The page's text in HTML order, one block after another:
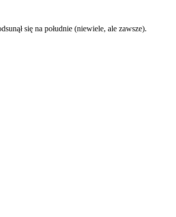
się na południe (niewiele, ale zawsze).